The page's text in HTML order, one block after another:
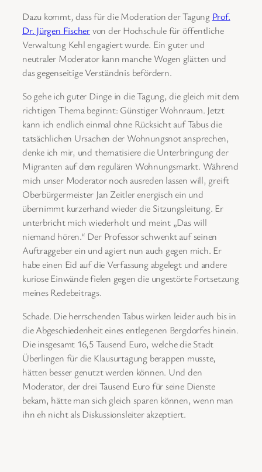
Dazu kommt, dass für die Moderation der Tagung Prof.
Dr. Jürgen Fischervon der Hochschule für öffentliche
Verwaltung Kehl engagiert wurde. Ein guter und
neutraler Moderator kann manche Wogen glätten und
das gegenseitige Verständnis befördern.
So gehe ich guter Dinge in die Tagung, die gleich mit dem
richtigen Thema beginnt: Günstiger Wohnraum. Jetzt
kann ich endlich einmal ohne Rücksicht auf Tabus die
tatsächlichen Ursachen der Wohnungsnot ansprechen,
denke ich mir, und thematisiere die Unterbringung der
Migranten auf dem regulären Wohnungsmarkt. Während
mich unser Moderator noch ausreden lassen will, greift
Oberbürgermeister Jan Zeitler energisch ein und
übernimmt kurzerhand wieder die Sitzungsleitung. Er
unterbricht mich wiederholt und meint „Das will
niemand hören.“ Der Professor schwenkt auf seinen
Auftraggeber ein und agiert nun auch gegen mich. Er
habe einen Eid auf die Verfassung abgelegt und andere
kuriose Einwände fielen gegen die ungestörte Fortsetzung
meines Redebeitrags.
Schade. Die herrschenden Tabus wirken leider auch bis in
die Abgeschiedenheit eines entlegenen Bergdorfes hinein.
Die insgesamt 16,5 Tausend Euro, welche die Stadt
Überlingen für die Klausurtagung berappen musste,
hätten besser genutzt werden können. Und den
Moderator, der drei Tausend Euro für seine Dienste
bekam, hätte man sich gleich sparen können, wenn man
ihn eh nicht als Diskussionsleiter akzeptiert.